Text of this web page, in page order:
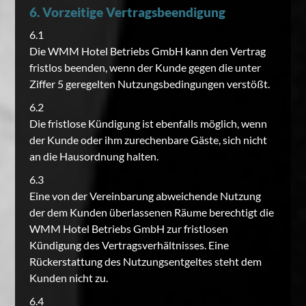
6. Vorzeitige Vertragsbeendigung
6.1
Die WMM Hotel Betriebs GmbH kann den Vertrag
fristlos beenden, wenn der Kunde gegen die unter
Ziffer 5 geregelten Nutzungsbedingungen verstößt.
6.2
Die fristlose Kündigung ist ebenfalls möglich, wenn
der Kunde oder ihm zurechenbare Gäste, sich nicht
an die Hausordnung halten.
6.3
Eine von der Vereinbarung abweichende Nutzung
der dem Kunden überlassenen Räume berechtigt die
WMM Hotel Betriebs GmbH zur fristlosen
Kündigung des Vertragsverhältnisses. Eine
Rückerstattung des Nutzungsentgeltes steht dem
Kunden nicht zu.
6.4